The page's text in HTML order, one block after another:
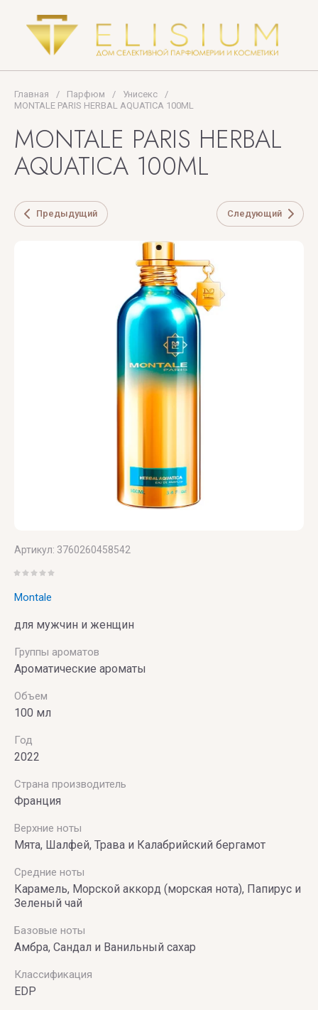
Главная / Парфюм / Унисекс
/
MONTALE PARIS HERBAL AQUATICA 100ML
MONTALE PARIS HERBAL
AQUATICA 100ML
Предыдущий Следующий
Артикул: 3760260458542
Montale
для мужчин и женщин
Группы ароматов
Ароматические ароматы
Объем
100 мл
Год
2022
Страна производитель
Франция
Верхние ноты
Мята, Шалфей, Трава и Калабрийский бергамот
Средние ноты
Карамель, Морской аккорд (морская нота), Папирус и
Зеленый чай
Базовые ноты
Амбра, Сандал и Ванильный сахар
Классификация
EDP
Tom
Ford
U
UNIQUE'E
LUXURY
V
V
Canto
VALMONT
VERONIQUE
Versace
Vertus
Victoria's
Secret
VILHELM
PARFUMERIE
Camuto
X
Xerjoff
Y
Yves
Laurent
Z
ZILLI